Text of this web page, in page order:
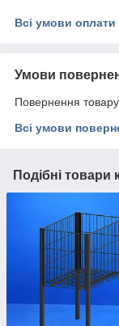
Всі умови оплати
Умови
Повернення
Всі умови
Подібні товари